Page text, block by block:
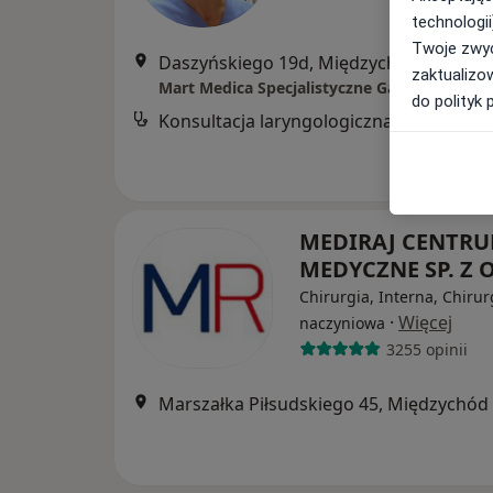
Daszyńskiego 19d, Międzychód • Mapa
Mart Medica Specjalistyczne Gabinety
Konsultacja laryngologiczna
MEDIRAJ
MEDYCZNE SP. Z
Chirurgia, Interna,
naczyniowa · Więcej
3255 opinii
Marszałka Piłsudskiego 45, Międzychód
Twoje
do polityk